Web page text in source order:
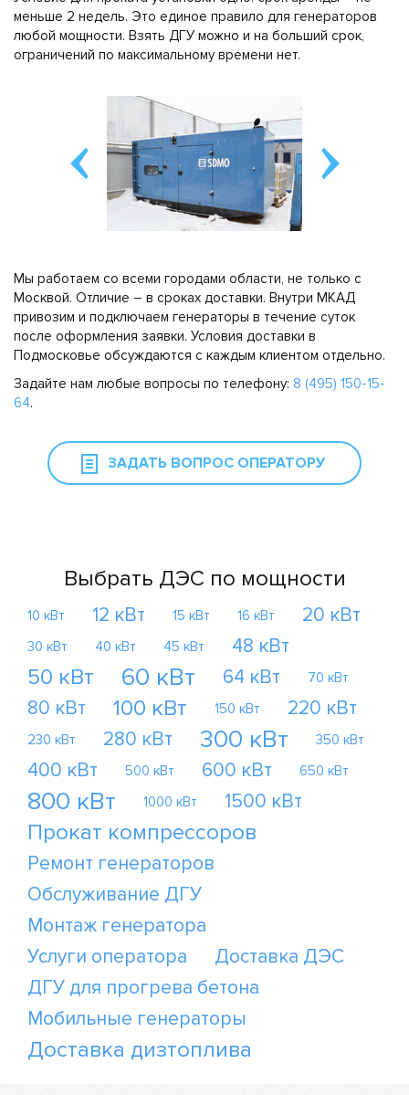
меньше 2 недель. Это единое правило для генераторов
любой мощности. Взять ДГУ можно и на больший срок,
ограничений по максимальному времени нет.
Мы работаем со всеми городами области, не только с
Москвой. Отличие – в сроках доставки. Внутри МКАД
привозим и подключаем генераторы в течение суток
после оформления заявки. Условия доставки в
Подмосковье обсуждаются с каждым клиентом отдельно.
Задайте нам любые вопросы по телефону: 8 (495) 150-15-
64.
ЗАДАТЬ ВОПРОС ОПЕРАТОРУ
Выбрать ДЭС по мощности
10 кВт 12 кВт 15 кВт 16 кВт 20 кВт
30 кВт 40 кВт 45 кВт 48 кВт
50 кВт 60 кВт 64 кВт 70 кВт
80 кВт 100 кВт 150 кВт 220 кВт
230 кВт 280 кВт 300 кВт 350 кВт
400 кВт 500 кВт 600 кВт 650 кВт
800 кВт 1000 кВт 1500 кВт
Прокат компрессоров
Ремонт генераторов
Обслуживание ДГУ
Монтаж генератора
Услуги оператора
Доставка ДЭС
ДГУ для прогрева бетона
Мобильные генераторы
Доставка дизтоплива